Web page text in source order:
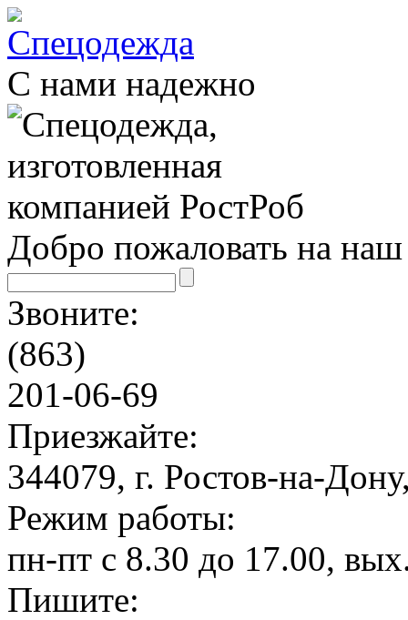
С нами надежно
Добро пожаловать на наш
Звоните:
(863)
201-06-69
Приезжайте:
344079, г. Ростов-на-
Режим работы:
пн-пт с 8.30 до 17.00,
Пишите: